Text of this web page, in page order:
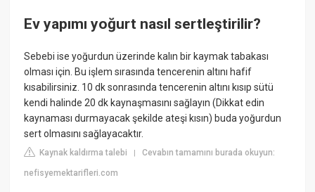
Ev yapımı yoğurt nasıl sertleştirilir?
Sebebi ise yoğurdun üzerinde kalın bir kaymak tabakası
olması için. Bu işlem sırasında tencerenin altını hafif
kısabilirsiniz. 10 dk sonrasında tencerenin altını kısıp sütü
kendi halinde 20 dk kaynaşmasını sağlayın (Dikkat edin
kaynaması durmayacak şekilde ateşi kısın) buda yoğurdun
sert olmasını sağlayacaktır.
Kaynak kaldırma talebi |Cevabın tamamını burada okuyun:
nefisyemektarifleri.com